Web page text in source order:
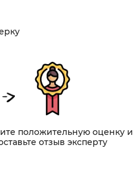
положительную оценку и
отзыв эксперту